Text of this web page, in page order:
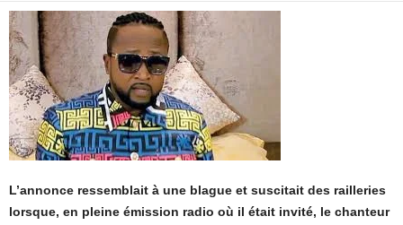
L’annonce ressemblait à une blague et suscitait des railleries
lorsque, en pleine émission radio où il était invité, le chanteur